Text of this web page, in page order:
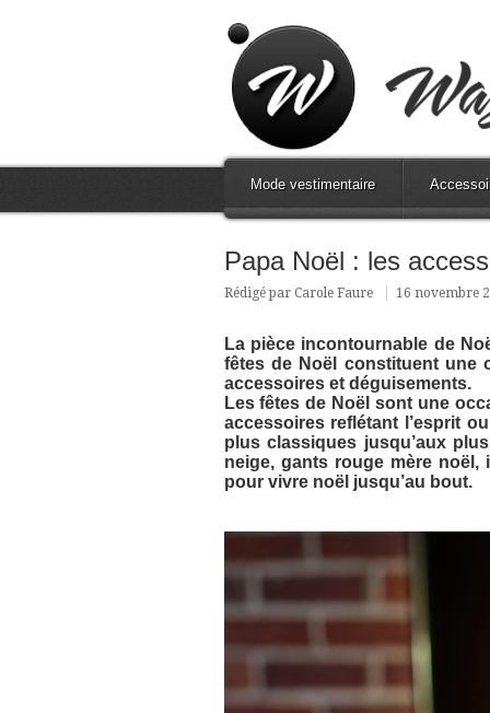
Mode vestimentaire
Papa Noël : les
Rédigé par Carole Faure 16 novembre
La pièce incontournable de
fêtes de Noël constituent une
accessoires et déguisements.
Les fêtes de Noël sont une
accessoires reflétant l’esprit
plus classiques jusqu’aux
neige, gants rouge mère
pour vivre noël jusqu’au bout.